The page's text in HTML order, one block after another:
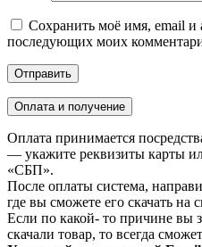
Сохранить моё имя, email и
последующих моих
Оплата и получение
Оплата принимается
— укажите реквизиты карты
«СБП».
После оплаты система,
где вы сможете его скачать на
Если по какой- то причине вы
скачали товар, то всегда